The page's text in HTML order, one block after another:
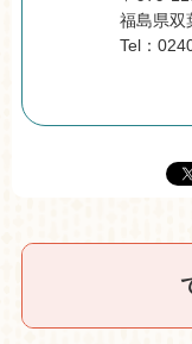
福島県双
Tel：